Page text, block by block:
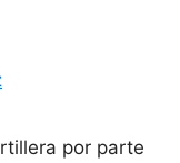
por parte